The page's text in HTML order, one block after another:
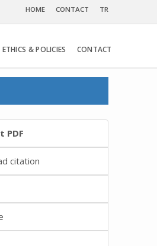
HOME CONTACT TR
ETHICS & POLICIES CONTACT
PDF
citation